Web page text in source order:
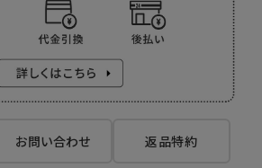
お問い合わせ 返品特約